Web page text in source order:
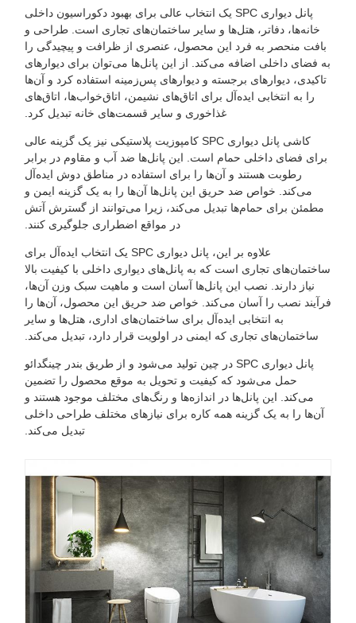
پانل دیواری SPC یک انتخاب عالی برای بهبود دکوراسیون داخلی
خانه‌ها، دفاتر، هتل‌ها و سایر ساختمان‌های تجاری است. طراحی و
بافت منحصر به فرد این محصول، عنصری از ظرافت و پیچیدگی را
به فضای داخلی اضافه می‌کند. از این پانل‌ها می‌توان برای دیوارهای
تاکیدی، دیوارهای برجسته و دیوارهای پس‌زمینه استفاده کرد و آن‌ها
را به انتخابی ایده‌آل برای اتاق‌های نشیمن، اتاق‌خواب‌ها، اتاق‌های
غذاخوری و سایر قسمت‌های خانه تبدیل کرد.
کاشی پانل دیواری SPC کامپوزیت پلاستیکی نیز یک گزینه عالی
برای فضای داخلی حمام است. این پانل‌ها ضد آب و مقاوم در برابر
رطوبت هستند و آن‌ها را برای استفاده در مناطق دوش ایده‌آل
می‌کند. خواص ضد حریق این پانل‌ها آن‌ها را به یک گزینه ایمن و
مطمئن برای حمام‌ها تبدیل می‌کند، زیرا می‌توانند از گسترش آتش
در مواقع اضطراری جلوگیری کنند.
علاوه بر این، پانل دیواری SPC یک انتخاب ایده‌آل برای
ساختمان‌های تجاری است که به پانل‌های دیواری داخلی با کیفیت بالا
نیاز دارند. نصب این پانل‌ها آسان است و ماهیت سبک وزن آن‌ها،
فرآیند نصب را آسان می‌کند. خواص ضد حریق این محصول، آن‌ها را
به انتخابی ایده‌آل برای ساختمان‌های اداری، هتل‌ها و سایر
ساختمان‌های تجاری که ایمنی در اولویت قرار دارد، تبدیل می‌کند.
پانل دیواری SPC در چین تولید می‌شود و از طریق بندر چینگدائو
حمل می‌شود که کیفیت و تحویل به موقع محصول را تضمین
می‌کند. این پانل‌ها در اندازه‌ها و رنگ‌های مختلف موجود هستند و
آن‌ها را به یک گزینه همه کاره برای نیازهای مختلف طراحی داخلی
تبدیل می‌کند.